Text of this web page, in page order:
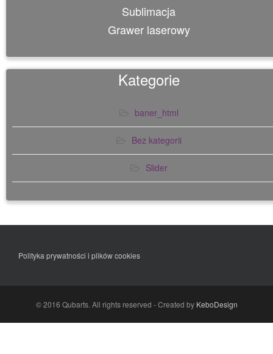
Sublimacja
Grawer laserowy
Kategorie
baner_html
Bez kategorii
Slider
Polityka prywatności i plików cookies
© 2016 Qubarts. All rights reserved - Created by KeboDesign